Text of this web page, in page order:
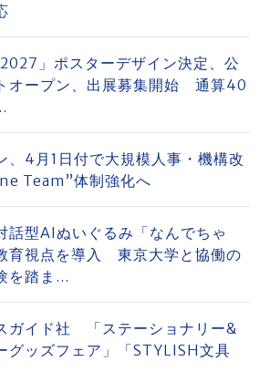
」ポスターデザイン決定、公
オープン、出展募集開始 通算40
、4月1日付で大規模人事・機構改
Team”体制強化へ
型AIぬいぐるみ「なんでちゃ
育視点を導入 東京大学と協働の
を踏ま...
ガイド社 「ステーショナリー&
グッズフェア」「STYLISH文具